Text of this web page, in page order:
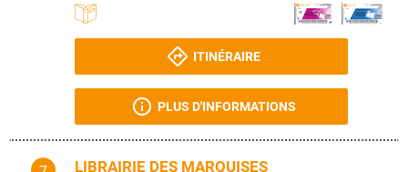
ITINÉRAIRE
PLUS D'INFORMATIONS
LIBRAIRIE DES MARQUISES